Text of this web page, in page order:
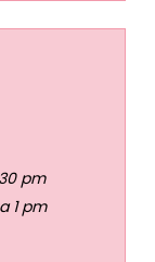
pm
1 pm